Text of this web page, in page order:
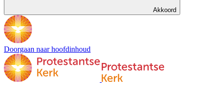
Akkoord
Doorgaan naar hoofdinhoud